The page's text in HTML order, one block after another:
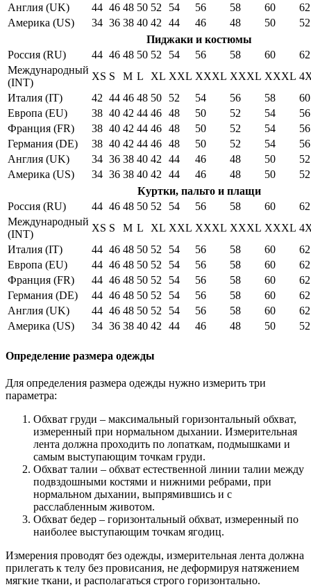
Англия (UK)
44 46 48 50 52 54 56 58 60
62
Америка (US)
34 36 38 40 42 44 46 48 50
52
Пиджаки и костюмы
Россия (RU)
44 46 48 50 52 54 56 58 60
62
Международный
(INT)
XS S M L XL XXL XXXL XXXL XXXL
Италия (IT)
42 44 46 48 50 52 54 56 58
60
Европа (EU)
38 40 42 44 46 48 50 52 54
56
Франция (FR)
38 40 42 44 46 48 50 52 54
56
Германия (DE)
38 40 42 44 46 48 50 52 54
56
Англия (UK)
34 36 38 40 42 44 46 48 50
52
Америка (US)
34 36 38 40 42 44 46 48 50
52
Куртки, пальто и плащи
Россия (RU)
44 46 48 50 52 54 56 58 60
62
Международный
(INT)
XS S M L XL XXL XXXL XXXL XXXL
Италия (IT)
44 46 48 50 52 54 56 58 60
62
Европа (EU)
44 46 48 50 52 54 56 58 60
62
Франция (FR)
44 46 48 50 52 54 56 58 60
62
Германия (DE)
44 46 48 50 52 54 56 58 60
62
Англия (UK)
44 46 48 50 52 54 56 58 60
62
Америка (US)
34 36 38 40 42 44 46 48 50 52
Определение размера одежды
Для определения размера одежды нужно измерить три
параметра:
Обхват груди – максимальный горизонтальный обхват,
измеренный при нормальном дыхании. Измерительная
лента должна проходить по лопаткам, подмышками и
самым выступающим точкам груди.
Обхват талии – обхват естественной линии талии между
подвздошными костями и нижними ребрами, при
нормальном дыхании, выпрямившись и с
расслабленным животом.
Обхват бедер – горизонтальный обхват, измеренный по
наиболее выступающим точкам ягодиц.
Измерения проводят без одежды, измерительная лента должна
прилегать к телу без провисания, не деформируя натяжением
мягкие ткани, и располагаться строго горизонтально.